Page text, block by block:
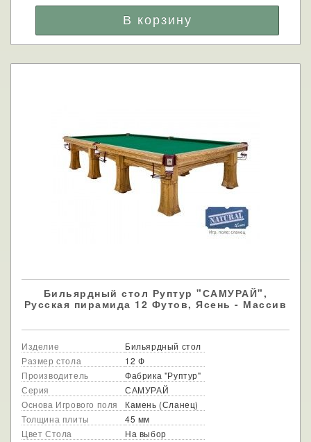
Бильярдный стол Руптур "САМУРАЙ",
Русская пирамида 12 Футов, Ясень - Массив
Изделие
Бильярдный стол
Размер стола
12 Ф
Производитель
Фабрика "Руптур"
Серия
САМУРАЙ
Основа Игрового поля
Камень (Сланец)
Толщина плиты
45 мм
Цвет Стола
На выбор